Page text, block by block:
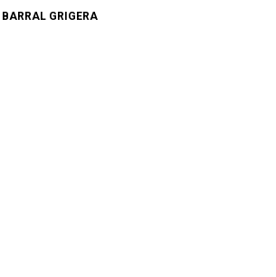
GRIGERA